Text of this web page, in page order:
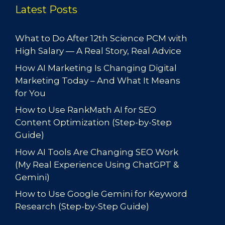
Latest Posts
What to Do After 12th Science PCM with
High Salary — A Real Story, Real Advice
How AI Marketing Is Changing Digital
Marketing Today – And What It Means
for You
How to Use RankMath AI for SEO
Content Optimization (Step-by-Step
Guide)
How AI Tools Are Changing SEO Work
(My Real Experience Using ChatGPT &
Gemini)
How to Use Google Gemini for Keyword
Research (Step-by-Step Guide)